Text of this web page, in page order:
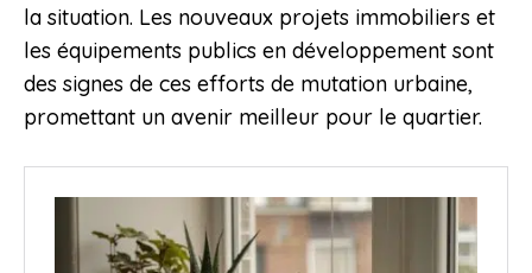
la situation. Les nouveaux projets immobiliers et
les équipements publics en développement sont
des signes de ces efforts de mutation urbaine,
promettant un avenir meilleur pour le quartier.